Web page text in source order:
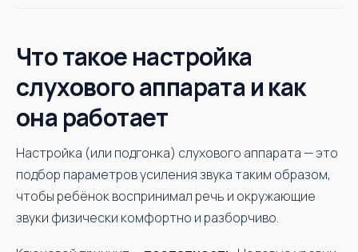
Что такое настройка
слухового аппарата и как
она работает
Настройка (или подгонка) слухового аппарата — это
подбор параметров усиления звука таким образом,
чтобы ребёнок воспринимал речь и окружающие
звуки физически комфортно и разборчиво.